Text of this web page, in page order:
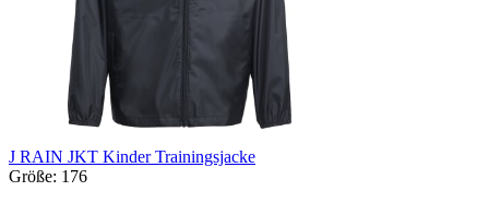
J RAIN JKT Kinder Trainingsjacke
Größe: 176